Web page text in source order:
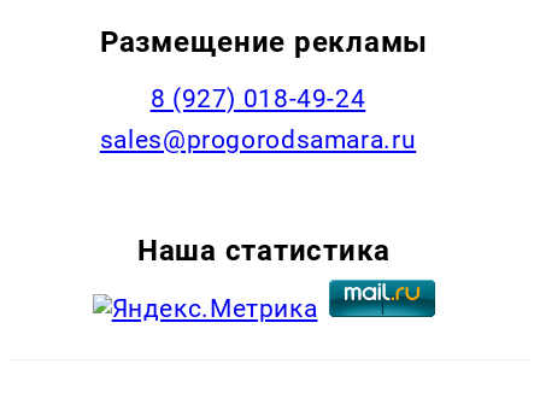
Размещение рекламы
8 (927) 018-49-24
sales@progorodsamara.ru
Наша статистика